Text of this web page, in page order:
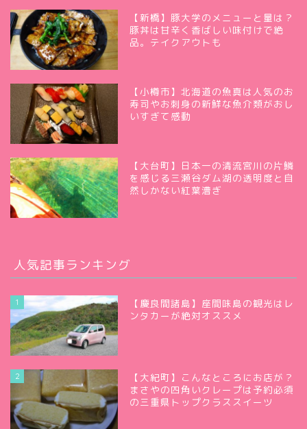
【新橋】豚大学のメニューと量は？
豚丼は甘辛く香ばしい味付けで絶
品。テイクアウトも
【小樽市】北海道の魚真は人気のお
寿司やお刺身の新鮮な魚介類がおし
いすぎて感動
【大台町】日本一の清流宮川の片鱗
を感じる三瀬谷ダム湖の透明度と自
然しかない紅葉漕ぎ
人気記事ランキング
1
【慶良間諸島】座間味島の観光はレ
ンタカーが絶対オススメ
2
【大紀町】こんなところにお店が？
まさやの四角いクレープは予約必須
の三重県トップクラススイーツ